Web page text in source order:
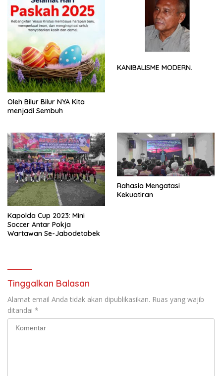
Oleh Bilur Bilur NYA Kita
menjadi Sembuh
KANIBALISME MODERN.
Kapolda Cup 2023: Mini
Soccer Antar Pokja
Wartawan Se-Jabodetabek
Rahasia Mengatasi
Kekuatiran
Tinggalkan Balasan
Alamat email Anda tidak akan dipublikasikan. Ruas yang wajib
ditandai *